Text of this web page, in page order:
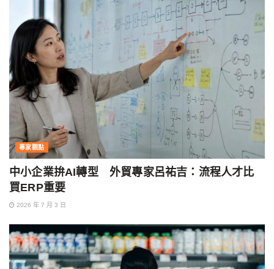
專家觀點
中小企業拚AI轉型 外貿專家呂祐吉：流程人才比
買ERP重要
2026 年 7 月 3 日